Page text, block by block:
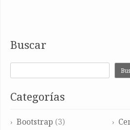
Buscar
Categorías
Bootstrap (3)